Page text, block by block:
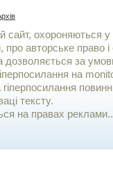
сайт, охороняються у
авторське право і
дозволяється за
на
тексту.
на правах реклами..